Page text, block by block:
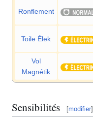
Ronflement
Toile Élek
Vol
Magnétik
Sensibilités [modifier]